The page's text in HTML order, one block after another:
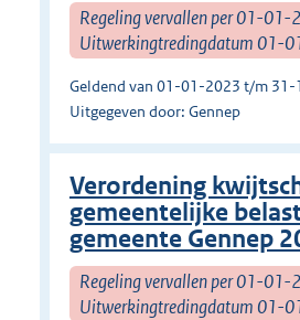
Regeling vervallen per 01-01-
Uitwerkingtredingdatum 01-
Geldend van 01-01-2023 t/m
Uitgegeven door: Gennep
Verordening
gemeentelijke
gemeente Gennep
Regeling vervallen per 01-01-
Uitwerkingtredingdatum 01-